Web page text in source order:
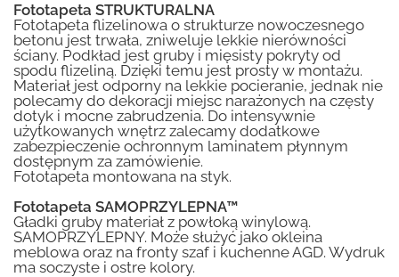
Fototapeta STRUKTURALNA
Fototapeta flizelinowa o strukturze nowoczesnego
betonu jest trwała, zniweluje lekkie nierówności
ściany. Podkład jest gruby i mięsisty pokryty od
spodu flizeliną. Dzięki temu jest prosty w montażu.
Materiał jest odporny na lekkie pocieranie, jednak nie
polecamy do dekoracji miejsc narażonych na częsty
dotyk i mocne zabrudzenia. Do intensywnie
użytkowanych wnętrz zalecamy dodatkowe
zabezpieczenie ochronnym laminatem płynnym
dostępnym za zamówienie.
Fototapeta montowana na styk.
Fototapeta SAMOPRZYLEPNA™
Gładki gruby materiał z powłoką winylową.
SAMOPRZYLEPNY. Może służyć jako okleina
meblowa oraz na fronty szaf i kuchenne AGD. Wydruk
ma soczyste i ostre kolory.